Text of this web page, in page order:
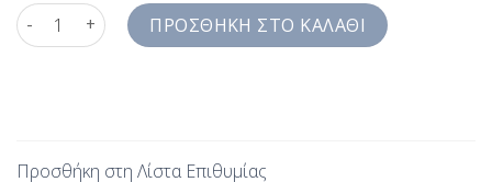
Ανδρικό Πουκάμισο Σιέλ Ιmirex Γιακάς Comfort Fit Easy Ιroning
ΠΡΟΣΘΉΚΗ ΣΤΟ ΚΑΛΆΘΙ
Προσθήκη στη Λίστα Επιθυμίας